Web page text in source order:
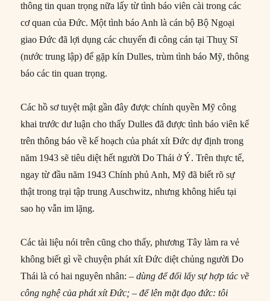
thông tin quan trọng nữa lấy từ tình báo viên cài trong các
cơ quan của Đức. Một tình báo Anh là cán bộ Bộ Ngoại
giao Đức đã lợi dụng các chuyến đi công cán tại Thuỵ Sĩ
(nước trung lập) để gặp kín Dulles, trùm tình báo Mỹ, thông
báo các tin quan trọng.
Các hồ sơ tuyệt mật gần đây được chính quyền Mỹ công
khai trước dư luận cho thấy Dulles đã được tình báo viên kể
trên thông báo về kế hoạch của phát xít Đức dự định trong
năm 1943 sẽ tiêu diệt hết người Do Thái ở Ý. Trên thực tế,
ngay từ đầu năm 1943 Chính phủ Anh, Mỹ đã biết rõ sự
thật trong trại tập trung Auschwitz, nhưng không hiểu tại
sao họ vẫn im lặng.
Các tài liệu nói trên cũng cho thấy, phương Tây làm ra vẻ
không biết gì về chuyện phát xít Đức diệt chủng người Do
Thái là có hai nguyên nhân:– dùng để đổi lấy sự hợp tác về
công nghệ của phát xít Đức; – để lên mặt đạo đức: tôi